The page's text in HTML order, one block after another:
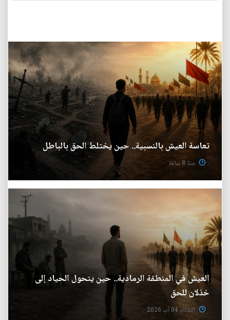
تعاسة العيش بالنسبية.. حين يختلط الحق بالباطل
منذ 8 ساعة
العيش في المنطقة الرمادية.. حين يتحول الحياد إلى
خذلان للحق
الثلاثاء 04 آب 2026